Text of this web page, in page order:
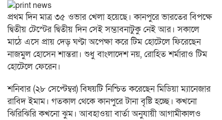
প্রথম দিন মাত্র ৩৫ ওভার খেলা হয়েছে। কানপুরে ভারতের বিপক্ষে
দ্বিতীয় টেস্টের দ্বিতীয় দিন সেই সম্ভাবনাটুকু নেই আর। সকালে
মাঠে এসে প্রায় দেড় ঘণ্টা অপেক্ষা করে টিম হোটেলে ফিরেছেন
নাজমুল হোসেন শান্তরা। শুধু বাংলাদেশ নয়, রোহিত শর্মারাও টিম
হোটেলে ফেরেন।
শনিবার (২৮ সেপ্টেম্বর) বিষয়টি নিশ্চিত করেছেন মিডিয়া ম্যানেজার
রাবিদ ইমাম। গতকাল থেকে কানপুরে টানা বৃষ্টি হচ্ছে। কখনো
ঝিরিঝিরি কখনো ঝুম। আবহাওয়া বার্তা অনুযায়ী আগামীকালও